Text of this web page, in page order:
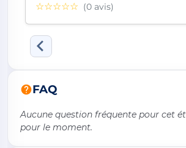
☆☆☆☆☆ (0 avis)
FAQ
Aucune question fréquente pour cet
pour le moment.